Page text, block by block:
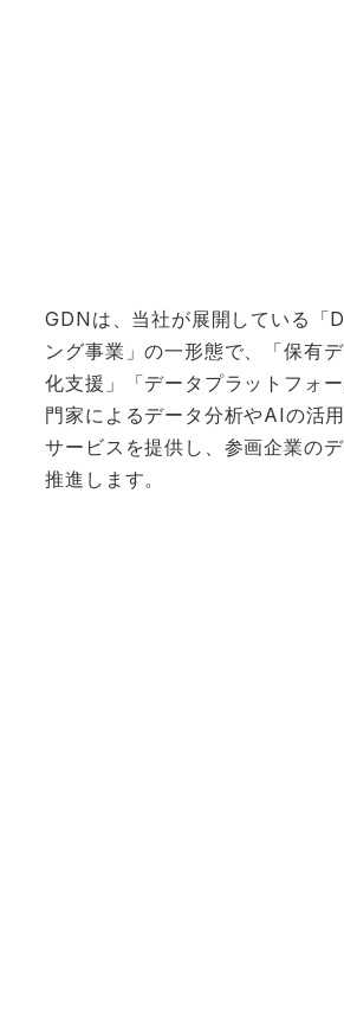
GDNは、当社が展開している「
ング事業」の一形態で、「保有
化支援」「データプラットフォ
門家によるデータ分析やAIの活
サービスを提供し、参画企業の
推進します。